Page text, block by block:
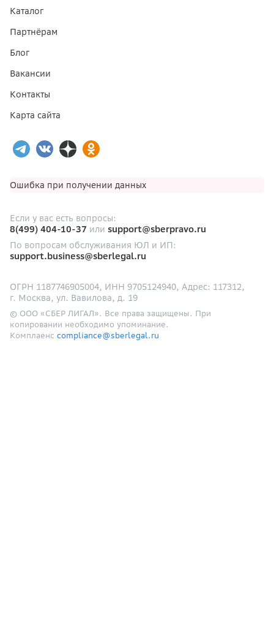
Каталог
Партнёрам
Блог
Вакансии
Контакты
Карта сайта
Ошибка при получении данных
Если у вас есть вопросы:
8(499) 404-10-37 или support@sberpravo.ru
По вопросам обслуживания ЮЛ и ИП:
support.business@sberlegal.ru
ОГРН 1187746905004, ИНН 9705124940, Адрес: 117312,
г. Москва, ул. Вавилова, д. 19
© ООО «СБЕР ЛИГАЛ». Все права защищены. При
копировании необходимо упоминание.
Комплаенс compliance@sberlegal.ru